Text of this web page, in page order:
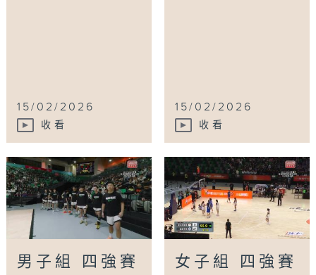
15/02/2026
收看
15/02/2026
收看
男子組 四強賽 女子組 四強賽